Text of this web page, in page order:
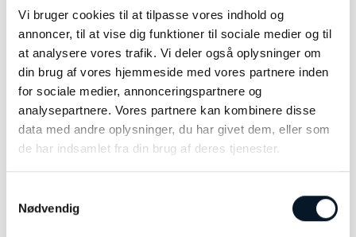
Vi bruger cookies til at tilpasse vores indhold og
annoncer, til at vise dig funktioner til sociale medier og til
at analysere vores trafik. Vi deler også oplysninger om
din brug af vores hjemmeside med vores partnere inden
for sociale medier, annonceringspartnere og
analysepartnere. Vores partnere kan kombinere disse
data med andre oplysninger, du har givet dem, eller som
de har indsamlet fra din brug af deres tjenester.
Nødvendig
dykning og en aktiv livsstil – uden at gå på
kompromis med designet.
HydroConquest fås i flere størrelser og farver, så
du nemt kan finde den version, der passer
perfekt til din stil.
Et ur, der ikke bare følger tiden – men løfter dit
med schweizisk kvalitet i hver eneste detalje.